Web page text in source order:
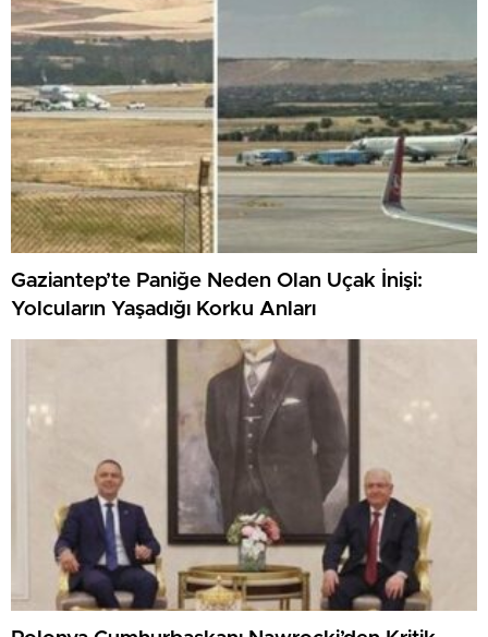
Gaziantep’te Paniğe Neden Olan Uçak İnişi:
Yolcuların Yaşadığı Korku Anları